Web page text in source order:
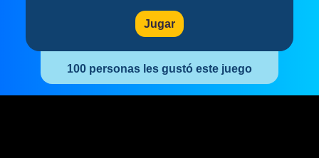
Jugar
100 personas les gustó este juego